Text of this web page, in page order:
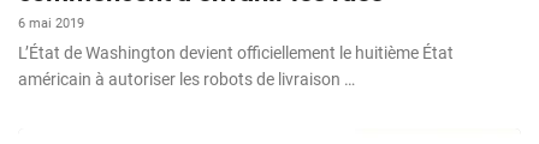
6 mai 2019
L’État de Washington devient officiellement le huitième État
américain à autoriser les robots de livraison …